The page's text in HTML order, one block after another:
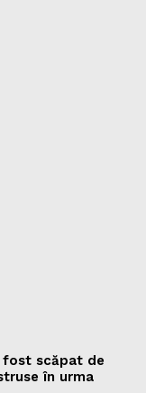
fost scăpat de
în urma